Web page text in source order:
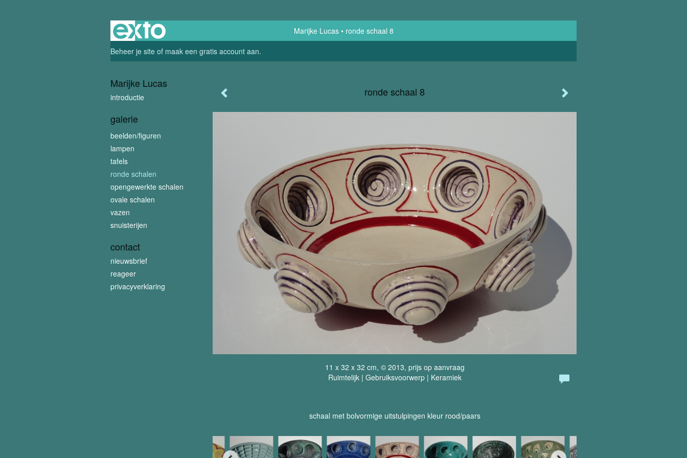
Marijke Lucas
ronde schaal 8
Beheer je site of maak een gratis account aan.
ronde schaal 8
11 x 32 x 32 cm, © 2013, prijs op aanvraag
Ruimtelijk | Gebruiksvoorwerp | Keramiek
schaal met bolvormige uitstulpingen kleur rood/paars
Marijke Lucas
introductie
galerie
beelden/figuren
lampen
tafels
ronde schalen
opengewerkte schalen
ovale schalen
vazen
snuisterijen
contact
nieuwsbrief
reageer
privacyverklaring